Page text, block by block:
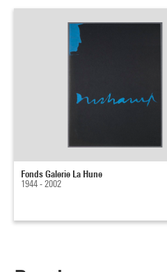
Fonds Galerie La Hune
1944 - 2002